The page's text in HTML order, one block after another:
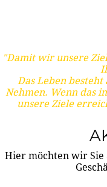
"Damit wir unsere
Das Leben besteht
Nehmen. Wenn das
unsere Ziele
Hier möchten wir Sie